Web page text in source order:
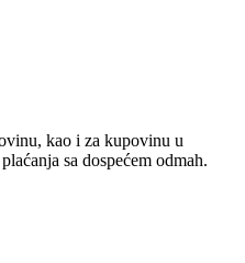
kao i za kupovinu u
sa dospećem odmah.